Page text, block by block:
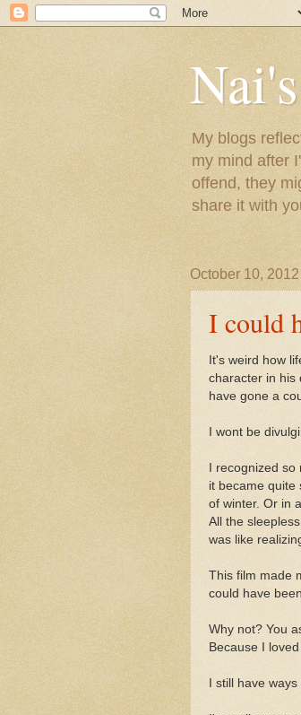
My blogs
my mind after
offend, they
share it with
October 10, 2012
I could
It's weird how
character in his
have gone a
I wont be
I recognized
it became quite
of winter. Or in
All the
was like
This film made
could have
Why not? You
Because I
I still have